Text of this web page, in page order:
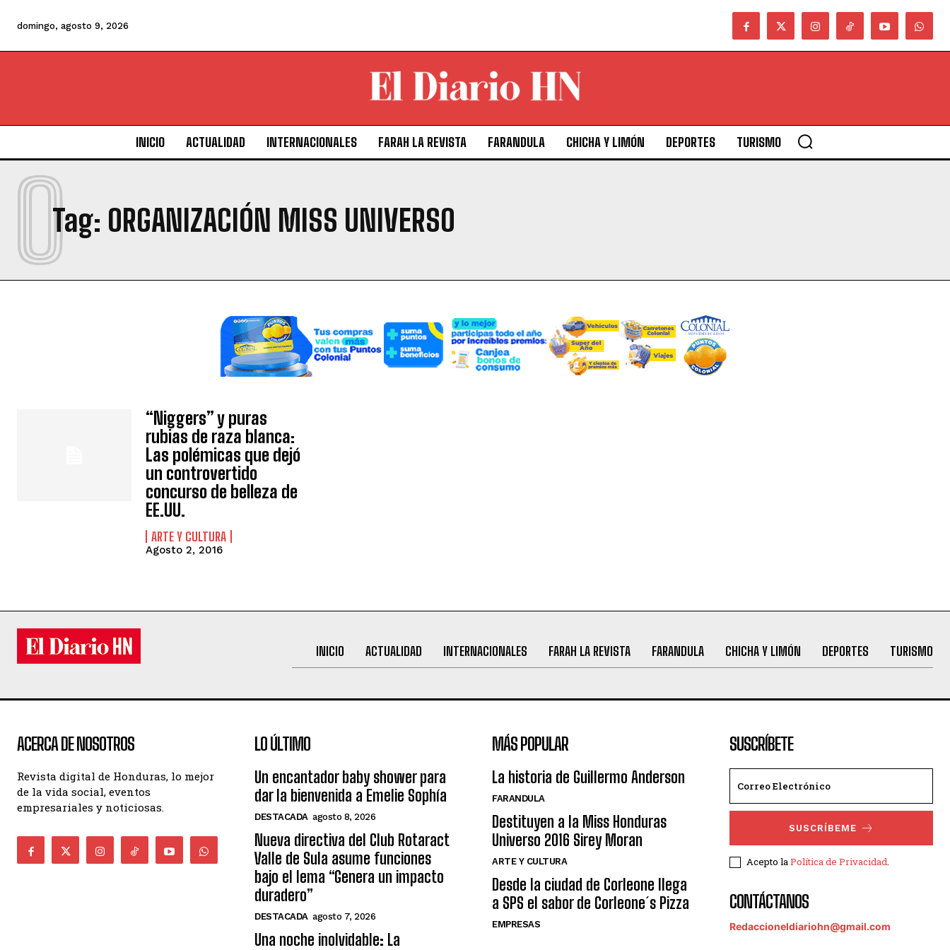
domingo, agosto 9, 2026
INICIO ACTUALIDAD INTERNACIONALES FARAH LA REVISTA FARANDULA CHICHA Y LIMÓN DEPORTES TURISMO
Tag: ORGANIZACIÓN MISS UNIVERSO
O
“Niggers” y puras
rubias de raza blanca:
Las polémicas que dejó
un controvertido
concurso de belleza de
EE.UU.
ARTE Y CULTURA
Agosto 2, 2016
INICIO ACTUALIDAD INTERNACIONALES FARAH LA REVISTA FARANDULA CHICHA Y LIMÓN DEPORTES TURISMO
ACERCA DE NOSOTROS
Revista digital de Honduras, lo mejor
de la vida social, eventos
empresariales y noticiosas.
LO ÚLTIMO
Un encantador baby shower para
dar la bienvenida a Emelie Sophía
DESTACADA agosto 8, 2026
Nueva directiva del Club Rotaract
Valle de Sula asume funciones
bajo el lema “Genera un impacto
duradero”
DESTACADA agosto 7, 2026
Una noche inolvidable: La
MÁS POPULAR
La historia de Guillermo Anderson
FARANDULA
Destituyen a la Miss Honduras
Universo 2016 Sirey Moran
ARTE Y CULTURA
Desde la ciudad de Corleone llega
a SPS el sabor de Corleone´s Pizza
EMPRESAS
SUSCRÍBETE
SUSCRÍBEME
Acepto laPolítica de Privacidad.
CONTÁCTANOS
Redaccioneldiariohn@gmail.com